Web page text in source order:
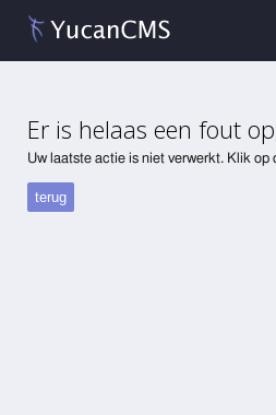
Er is helaas een fout
Uw laatste actie is niet verwerkt. Klik op